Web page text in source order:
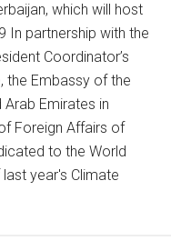
which will host
In partnership with the
Coordinator’s
the Embassy of the
Arab Emirates in
Foreign Affairs of
to the World
year's Climate